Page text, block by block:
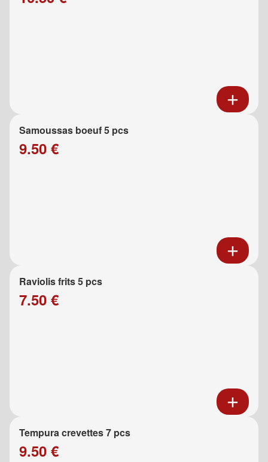
Samoussas boeuf 5 pcs
9.50 €
Raviolis frits 5 pcs
7.50 €
Tempura crevettes 7 pcs
9.50 €